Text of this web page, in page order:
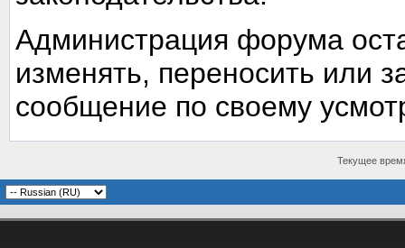
Администрация форума
изменять, переносить или
сообщение по своему
Текущее